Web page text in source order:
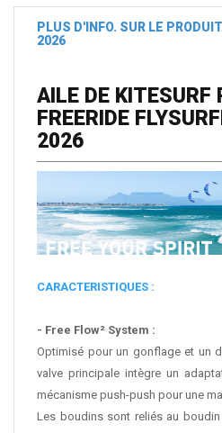
Ajouter Ajouter
PLUS D'INFO. SUR LE
2026
AILE DE KITESURF
FREERIDE
2026
CARACTERISTIQUES :
- Free Flow² System :
Optimisé pour un gonflage et un
valve principale intègre un
mécanisme push-push pour une
Les boudins sont reliés au